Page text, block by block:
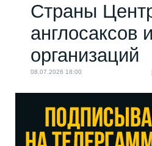
Страны
организаций
08.07.2026 18:00